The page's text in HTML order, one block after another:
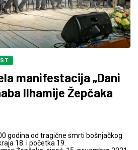
manifestacija „Dani
Ilhamije Žepčaka
godina od tragične smrti bošnjačkog
18. i početka 19.